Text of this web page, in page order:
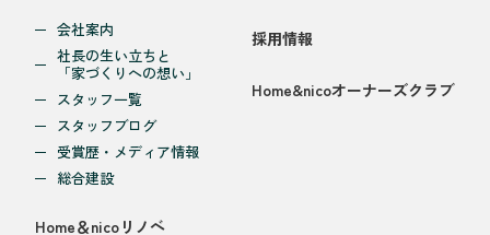
会社案内
社長の生い立ちと
「家づくりへの想い」
スタッフ一覧
スタッフブログ
受賞歴・メディア情報
総合建設
Home＆nicoリノベ
採用情報
Home&nicoオーナーズクラブ